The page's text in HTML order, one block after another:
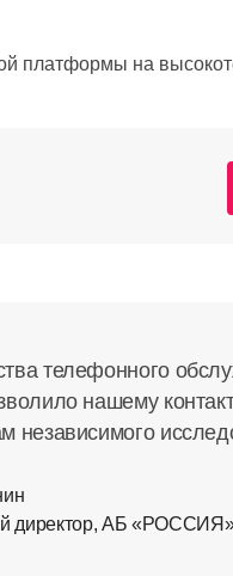
платформы на
телефонного
нашему
независимого
директор, АБ